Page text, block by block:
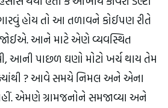
હોય તો આ તળાવને કોઈપણ રીતે
આને માટે એણે વ્યવસ્થિત
આની પાછળ ઘણો મોટો ખર્ચ થાય તેમ
? આવે સમયે નિમલ અને એના
એમણે ગ્રામજનોને સમજાવ્યા અને